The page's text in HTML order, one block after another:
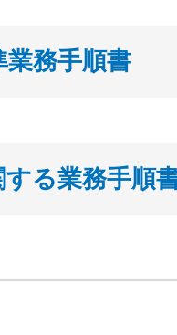
務手順書
る業務手順